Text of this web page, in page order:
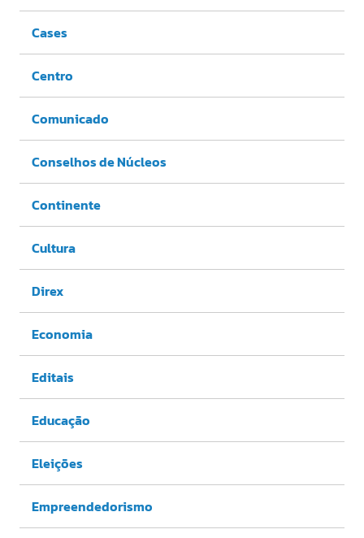
Cases
Centro
Comunicado
Conselhos de Núcleos
Continente
Cultura
Direx
Economia
Editais
Educação
Eleições
Empreendedorismo